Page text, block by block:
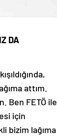
DA
attım.
Ben FETÖ ile
için
bizim lağıma